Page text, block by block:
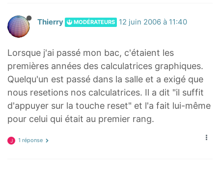
Thierry MODÉRATEURS 12 juin 2006 à 11:40
Lorsque j'ai passé mon bac, c'étaient les
premières années des calculatrices graphiques.
Quelqu'un est passé dans la salle et a exigé que
nous resetions nos calculatrices. Il a dit "il suffit
d'appuyer sur la touche reset" et l'a fait lui-même
pour celui qui était au premier rang.
J 1 réponse